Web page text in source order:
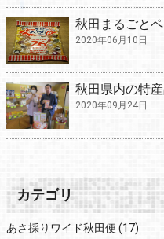
秋田まるごと
2020年06月10日
秋田県内の特
2020年09月24日
カテゴリ
あさ採りワイド秋田便 (17)